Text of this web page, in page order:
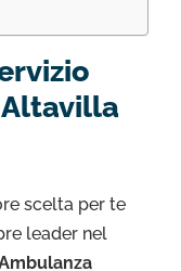
scelta per te
leader nel